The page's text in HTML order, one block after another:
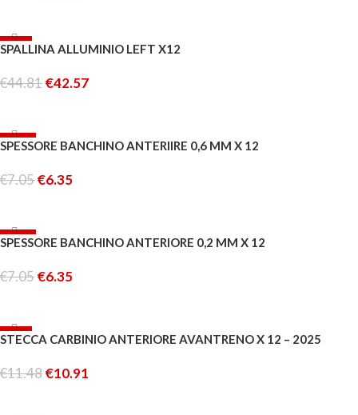
-5%
SPALLINA ALLUMINIO LEFT X12
€44.81€42.57
-10%
SPESSORE BANCHINO ANTERIIRE 0,6 MM X 12
€7.05€6.35
-10%
SPESSORE BANCHINO ANTERIORE 0,2 MM X 12
€7.05€6.35
-5%
STECCA CARBINIO ANTERIORE AVANTRENO X 12 – 2025
€11.48€10.91